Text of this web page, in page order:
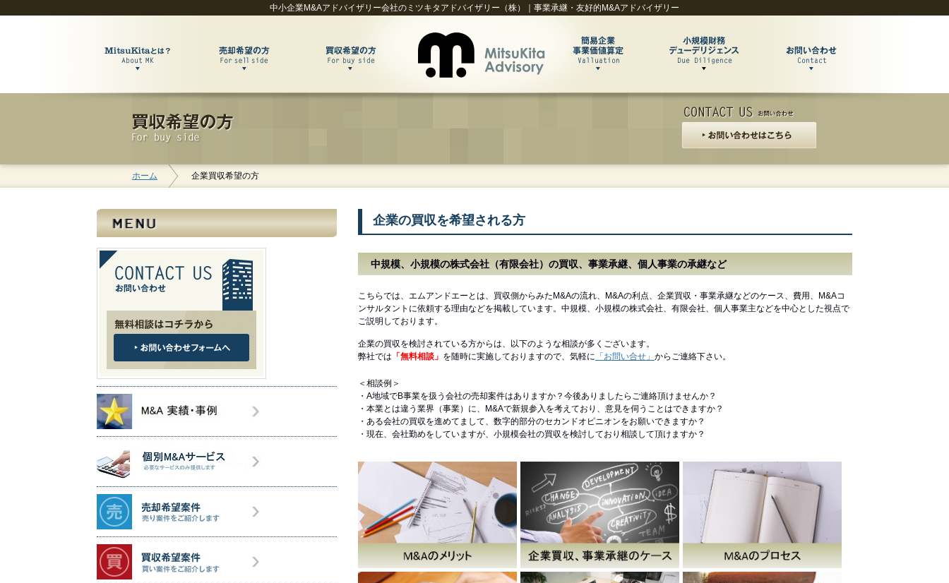
中小企業M&Aアドバイザリー会社のミツキタアドバイザリー（株）｜事業承継・友好的M&Aアドバイザリー
ホーム 企業買収希望の方
企業の買収を希望される方
中規模、小規模の株式会社（有限会社）の買収、事業承継、個人事業の承継など
こちらでは、エムアンドエーとは、買収側からみたM&Aの流れ、M&Aの利点、企業買収・事業承継などのケース、費用、M&Aコ
ンサルタントに依頼する理由などを掲載しています。中規模、小規模の株式会社、有限会社、個人事業主などを中心とした視点で
ご説明しております。
企業の買収を検討されている方からは、以下のような相談が多くございます。
弊社では 「無料相談」 を随時に実施しておりますので、気軽に 「お問い合せ」 からご連絡下さい。
＜相談例＞
・A地域でB事業を扱う会社の売却案件はありますか？今後ありましたらご連絡頂けませんか？
・本業とは違う業界（事業）に、M&Aで新規参入を考えており、意見を伺うことはできますか？
・ある会社の買収を進めてまして、数字的部分のセカンドオピニオンをお願いできますか？
・現在、会社勤めをしていますが、小規模会社の買収を検討しており相談して頂けますか？